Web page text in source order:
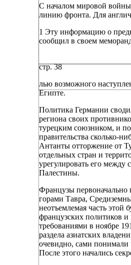
С началом мировой войны
линию фронта. Для
1 Эту информацию о
сообщил в своем
стр. 38
лью возможного
Египте.
Политика Германии
региона своих
турецким союзником, и
правительства сколько-
Антанты отторжение от
отдельных стран и
урегулировать его
Палестины.
Французы
горами Тавра,
неотъемлемая часть этой
французских политиков
требованиями в ноябре
раздела азиатских
очевидно, сами понимали
После этого начались